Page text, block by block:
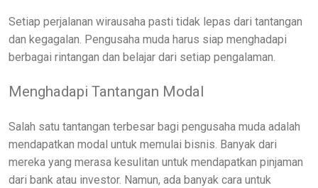
Setiap perjalanan wirausaha pasti tidak lepas dari tantangan
dan kegagalan. Pengusaha muda harus siap menghadapi
berbagai rintangan dan belajar dari setiap pengalaman.
Menghadapi Tantangan Modal
Salah satu tantangan terbesar bagi pengusaha muda adalah
mendapatkan modal untuk memulai bisnis. Banyak dari
mereka yang merasa kesulitan untuk mendapatkan pinjaman
dari bank atau investor. Namun, ada banyak cara untuk